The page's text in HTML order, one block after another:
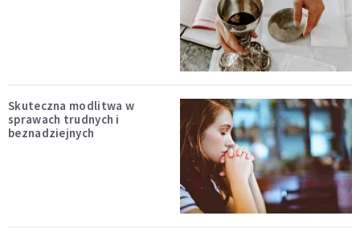
Skuteczna modlitwa w
sprawach trudnych i
beznadziejnych